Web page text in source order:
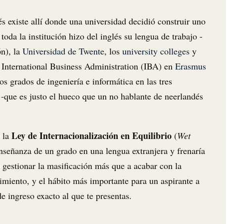
existe allí donde una universidad decidió construir uno
la institución hizo del inglés su lengua de trabajo -
la Universidad de Twente, los university colleges y
Business Administration (IBA) en Erasmus
grados de ingeniería e informática en las tres
es justo el hueco que un no hablante de neerlandés
la Ley de Internacionalización en Equilibrio (Wet
de un grado en una lengua extranjera y frenaría
la masificación más que a acabar con la
y el hábito más importante para un aspirante a
exacto al que te presentas.